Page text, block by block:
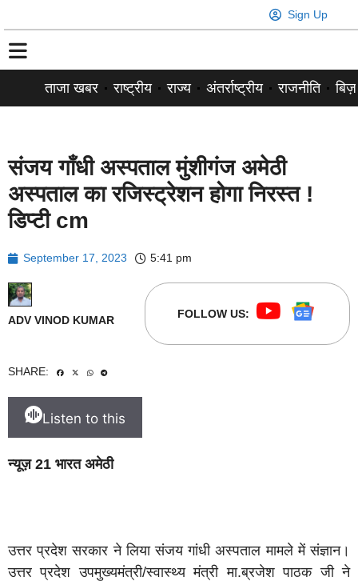
Sign Up
ताजा खबर राष्ट्रीय राज्य अंतर्राष्ट्रीय राजनीति
संजय गाँधी अस्पताल मुंशीगंज अमेठी
अस्पताल का रजिस्ट्रेशन होगा निरस्त !
डिप्टी cm
September 17, 2023 5:41 pm
ADV VINOD KUMAR FOLLOW US:
SHARE:
Listen to this
न्यूज़ 21 भारत अमेठी
उत्तर प्रदेश सरकार ने लिया संजय गांधी अस्पताल मामले में संज्ञान।
उत्तर प्रदेश उपमुख्यमंत्री/स्वास्थ्य मंत्री मा.ब्रजेश पाठक जी ने